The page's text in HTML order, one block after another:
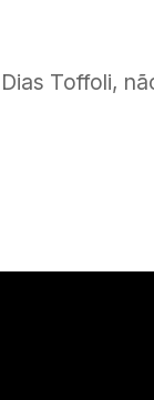
Toffoli,